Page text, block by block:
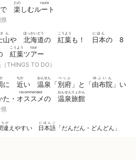
違
ちが
えやすい 日本語
にほんご
「だんだん・どんどん」
で 楽
たの
しむルート
route
山
ん
や 北海道
ほっかいどう
の 紅葉
こうよう
も！ 日本
にほん
の 8
紅葉
こうよう
ツアー
tour
THINGS TO DO）
に 近
ちか
い 温泉
おんせん
「別府
べっぷ
」と「由布院
ゆふいん
」い
た・ オススメ
recommended
の 温泉旅館
おんせんりょかん
県